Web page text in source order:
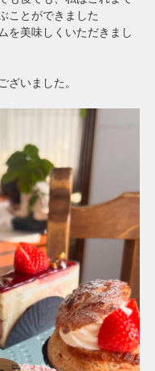
ことができました
を美味しくいただきまし
ざいました。